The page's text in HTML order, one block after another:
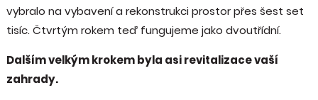
vybralo na vybavení a rekonstrukci prostor přes šest set
tisíc. Čtvrtým rokem teď fungujeme jako dvoutřídní.
Dalším velkým krokem byla asi revitalizace vaší
zahrady.